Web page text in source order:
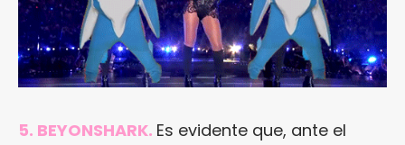
5. BEYONSHARK. Es evidente que, ante el